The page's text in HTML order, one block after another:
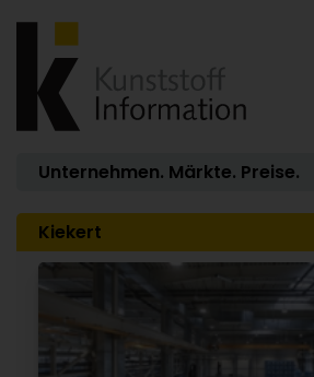
Unternehmen. Märkte. Preise.
Kiekert